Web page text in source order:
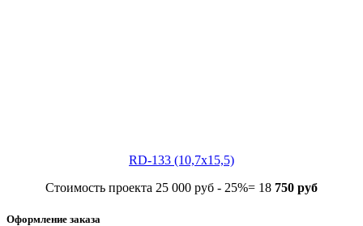
RD-133 (10,7x15,5)
Стоимость проекта 25 000 руб - 25%= 18 750 руб
Оформление заказа